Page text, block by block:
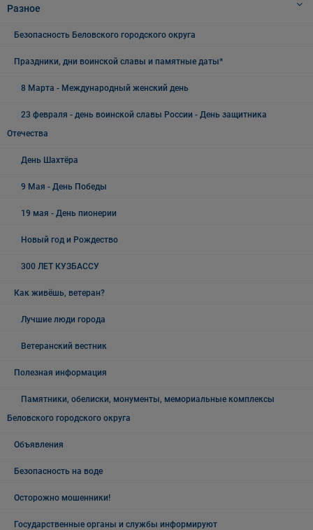
Разное
Безопасность Беловского городского округа
Праздники, дни воинской славы и памятные даты*
8 Марта - Международный женский день
23 февраля - день воинской славы России - День защитника
Отечества
День Шахтёра
9 Мая - День Победы
19 мая - День пионерии
Новый год и Рождество
300 ЛЕТ КУЗБАССУ
Как живёшь, ветеран?
Лучшие люди города
Ветеранский вестник
Полезная информация
Памятники, обелиски, монументы, мемориальные комплексы
Беловского городского округа
Объявления
Безопасность на воде
Осторожно мошенники!
Государственные органы и службы информируют